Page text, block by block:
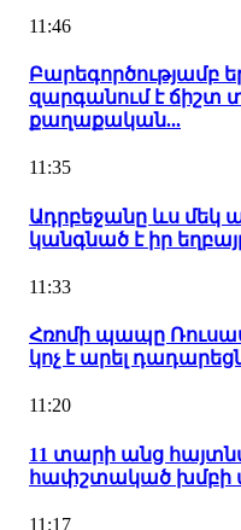
11:46
Բարեգործությամբ
զարգանում է ճիշտ
քաղաքական...
11:35
Ադրբեջանը ևս մեկ
կանգնած է իր
11:33
Հռոմի պապը
կոչ է արել
11:20
11 տարի անց
հափշտակած խմբի
11:17